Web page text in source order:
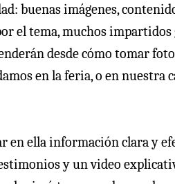
buenas imágenes,
el tema, muchos
desde cómo tomar
en la feria, o en nuestra
en ella información clara y
y un video